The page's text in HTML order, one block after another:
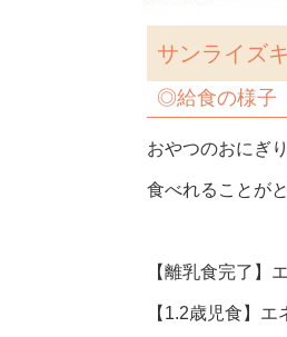
サンライズ
◎給食の様子
おやつのおにぎ
食べれることが
【離乳食完了
【1.2歳児食】